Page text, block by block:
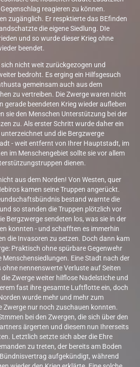
reagieren zu können.
zugänglich. Er respktierte das BEfinden
die eigene Siedlung. DIe
und so wurde dieser Krieg ohne
beendet.
nicht weit zurückgezogen und
bedroht. Es erging ein Hilfsgesuch
gemeinsam auch aus dem
zu vertreiben. Die Zwerge waren nicht
gerade beendeten Krieg wieder aufleben
sie den Menschen Unterstützung bei der
zu. Als erster Schritt wurde daher ein
und die Bergzwerge
- weit entfernt von Ihrer Hauptstadt, im
im Menschengebiet sollte sie vor allem
dienen.
aus dem Norden! Von Westen, quer
kamen seine Truppen angerückt.
bestand warnte die
so standen die Truppen plötzlich vor
Bergzwerge sendeten los, was sie in der
konnten - und schafften es immerhin
die Invasoren zu setzen. Doch dann kam
Praktisch ohne spürbare Gegenwehr
Eine Stadt nach der
ohne nennenswerte Verluste auf Seiten
Zwerge weiter hilflose Nadelstiche und
fast ihre gesamte Luftflotte ein, doch
wurde mehr und mehr zum
Zwerge nur noch zuschauen konnten.
bei den Zwergen, die sich über den
ärgerten und diesem nun Ihrerseits
Letztlich setzte sich aber die Ehre
zu treten, der bereits am Boden
aufgekündigt, während